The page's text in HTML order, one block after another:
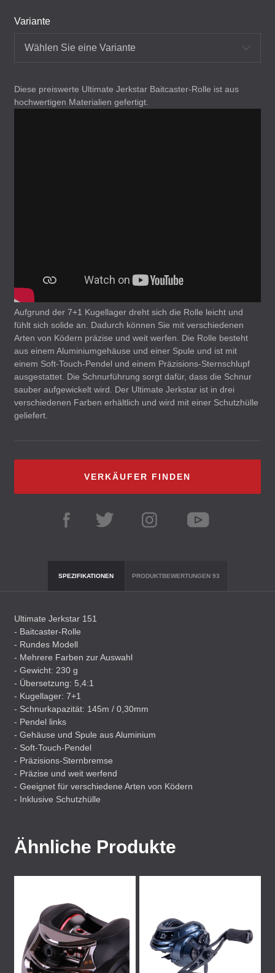
Variante
Wählen Sie eine Variante
Diese preiswerte Ultimate Jerkstar Baitcaster-Rolle ist aus
hochwertigen Materialien gefertigt.
Aufgrund der 7+1 Kugellager dreht sich die Rolle leicht und
fühlt sich solide an. Dadurch können Sie mit verschiedenen
Arten von Ködern präzise und weit werfen. Die Rolle besteht
aus einem Aluminiumgehäuse und einer Spule und ist mit
einem Soft-Touch-Pendel und einem Präzisions-Sternschlupf
ausgestattet. Die Schnurführung sorgt dafür, dass die Schnur
sauber aufgewickelt wird. Der Ultimate Jerkstar ist in drei
verschiedenen Farben erhältlich und wird mit einer Schutzhülle
geliefert.
VERKÄUFER FINDEN
SPEZIFIKATIONEN PRODUKTBEWERTUNGEN93
Ultimate Jerkstar 151
- Baitcaster-Rolle
- Rundes Modell
- Mehrere Farben zur Auswahl
- Gewicht: 230 g
- Übersetzung: 5,4:1
- Kugellager: 7+1
- Schnurkapazität: 145m / 0,30mm
- Pendel links
- Gehäuse und Spule aus Aluminium
- Soft-Touch-Pendel
- Präzisions-Sternbremse
- Präzise und weit werfend
- Geeignet für verschiedene Arten von Ködern
- Inklusive Schutzhülle
Ähnliche Produkte